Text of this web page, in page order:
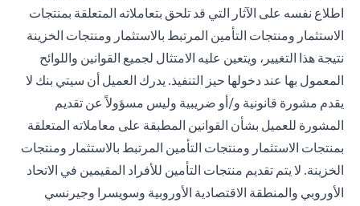
اطلاع نفسه على الآثار التي قد تلحق بتعاملاته المتعلقة بمنتجات
الاستثمار ومنتجات التأمين المرتبط بالاستثمار ومنتجات الخزينة
نتيجة هذا التغيير، ويتعين عليه الامتثال لجميع القوانين واللوائح
المعمول بها عند دخولها حيز التنفيذ. يدرك العميل أن سيتي بنك لا
يقدم مشورة قانونية و/أو ضريبية وليس مسؤولاً عن تقديم
المشورة للعميل بشأن القوانين المطبقة على معاملاته المتعلقة
بمنتجات الاستثمار ومنتجات التأمين المرتبط بالاستثمار ومنتجات
الخزينة. لا يتم تقديم منتجات التأمين للأفراد المقيمين في الاتحاد
الأوروبي والمنطقة الاقتصادية الأوروبية وسويسرا وجيرنسي